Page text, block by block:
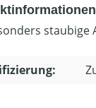
staubige